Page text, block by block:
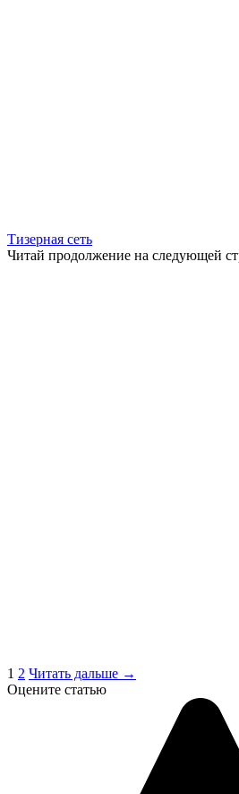
Тизерная сеть
Читай продолжение на следующей
1 2 Читать дальше →
Оцените статью